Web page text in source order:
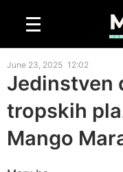
June 23, 2025 12:02
Jedinstven
tropskih
Mango